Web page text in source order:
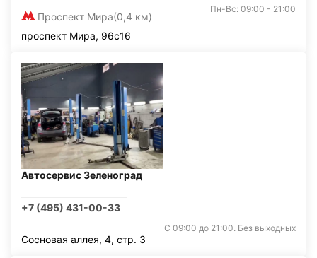
Проспект Мира(0,4 км)
Пн-Вс: 09:00 - 21:00
проспект Мира, 96с16
Автосервис Зеленоград
+7 (495) 431-00-33
С 09:00 до 21:00. Без выходных
Сосновая аллея, 4, стр. 3